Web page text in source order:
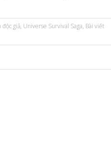
giả, Universe Survival Saga, Bài viết